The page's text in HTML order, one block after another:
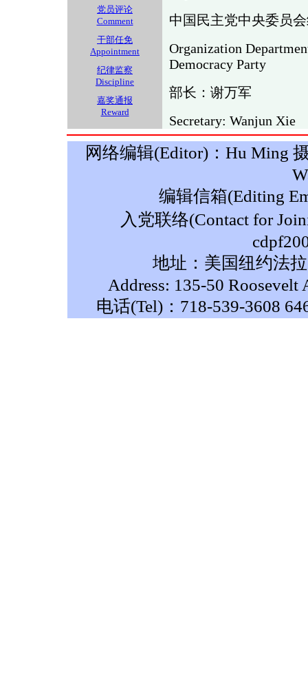
党员评论
Comment
干部任免
Appointment
纪律监察
Discipline
嘉奖通报
Reward
中国民主党中央委员
Organization
Democracy Party
部长：谢万军
Secretary: Wanjun Xie
网络编辑(Editor)：Hu Ming
编辑信箱(Editing
入党联络(Contact for
地址：美国纽约法
Address: 135-50
电话(Tel)：718-539-3608